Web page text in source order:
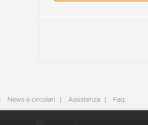
News e circolari Assistenza Faq